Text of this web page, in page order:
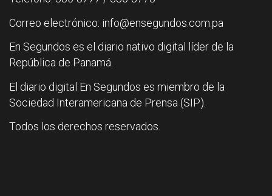
Correo electrónico: info@ensegundos.com.pa
En Segundos es el diario nativo digital líder de la
República de Panamá.
El diario digital En Segundos es miembro de la
Sociedad Interamericana de Prensa (SIP).
Todos los derechos reservados.